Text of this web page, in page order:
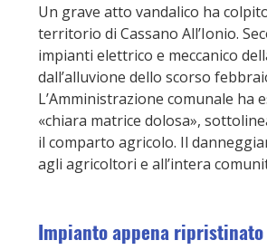
Un grave atto vandalico ha
territorio di Cassano All’Ionio.
impianti elettrico e meccanico
dall’alluvione dello scorso
L’Amministrazione comunale ha
«chiara matrice dolosa»,
il comparto agricolo. Il
agli agricoltori e all’intera
Impianto appena ripristinato